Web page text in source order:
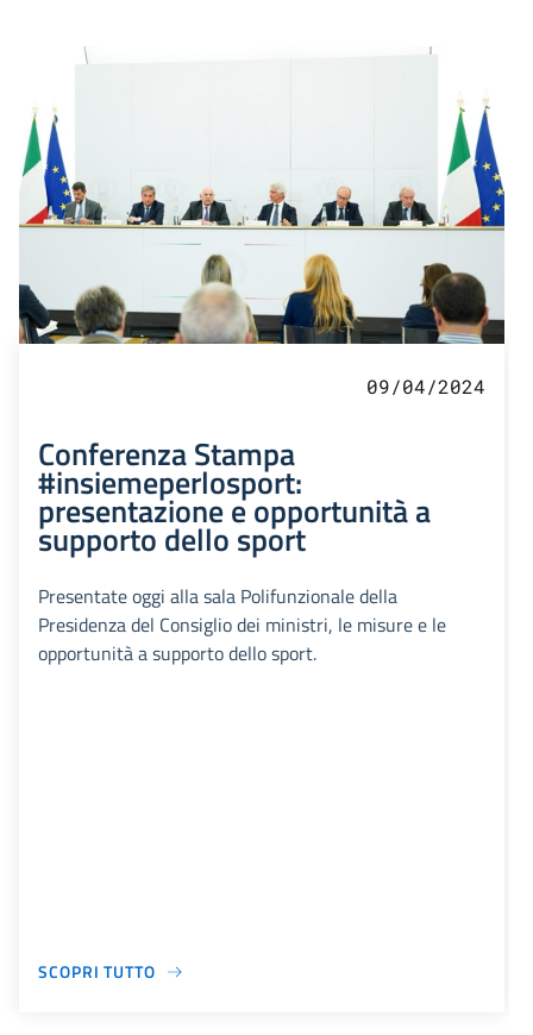
09/04/2024
Conferenza Stampa
#insiemeperlosport:
presentazione e opportunità a
supporto dello sport
Presentate oggi alla sala Polifunzionale della
Presidenza del Consiglio dei ministri, le misure e le
opportunità a supporto dello sport.
SCOPRI TUTTO